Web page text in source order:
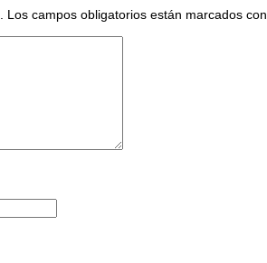
Los campos obligatorios están marcados con